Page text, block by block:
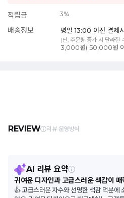
적립금 3%
배송정보 평일 13:00 이전 결제시
(단, 주문량 증가 시 달라질
3,000원( 50,000원